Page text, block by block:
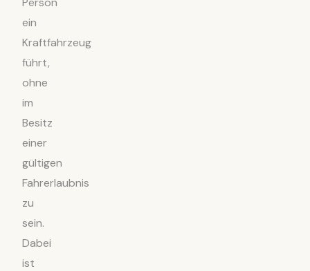
ein
Kraftfahrzeug
führt,
ohne
im
Besitz
einer
gültigen
Fahrerlaubnis
zu
sein.
Dabei
ist